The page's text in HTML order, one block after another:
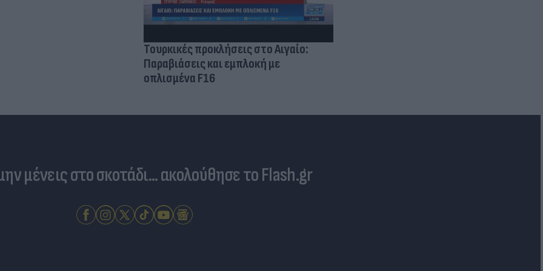
Τουρκικές προκλήσεις στο Αιγαίο:
Παραβιάσεις και εμπλοκή με
οπλισμένα F16
μένεις στο σκοτάδι... ακολούθησε το Flash.gr